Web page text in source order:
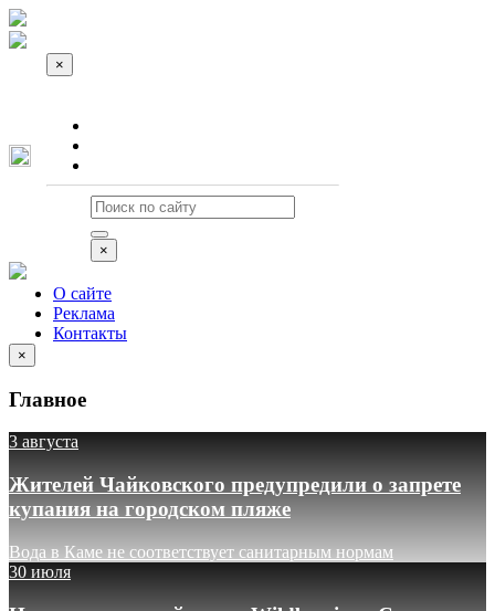
×
×
О сайте
Реклама
Контакты
×
Главное
3 августа
Жителей Чайковского предупредили о запрете
купания на городском пляже
Вода в Каме не соответствует санитарным нормам
30 июля